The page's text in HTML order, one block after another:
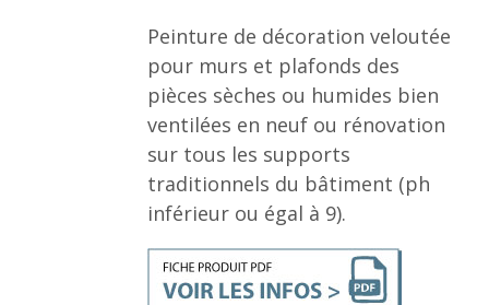
Peinture de décoration veloutée
pour murs et plafonds des
pièces sèches ou humides bien
ventilées en neuf ou rénovation
sur tous les supports
traditionnels du bâtiment (ph
inférieur ou égal à 9).